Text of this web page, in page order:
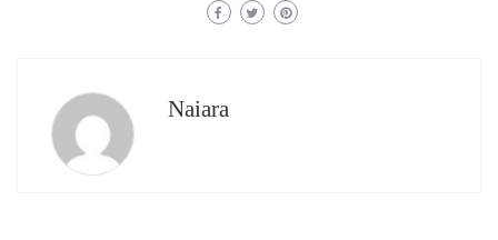
Naiara